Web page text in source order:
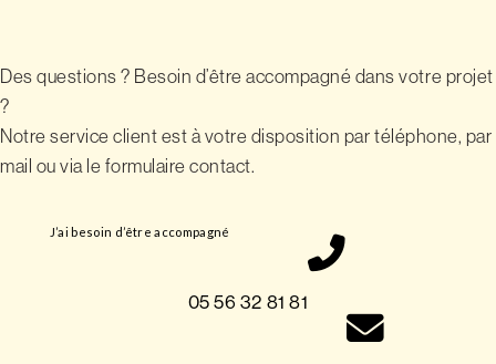
Des questions ? Besoin d’être accompagné dans votre projet
?
Notre service client est à votre disposition par téléphone, par
mail ou via le formulaire contact.
J’ai besoin d’être accompagné
05 56 32 81 81